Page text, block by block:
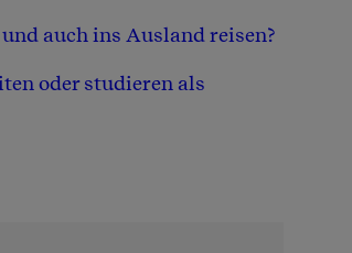
auch ins Ausland reisen?
oder studieren als